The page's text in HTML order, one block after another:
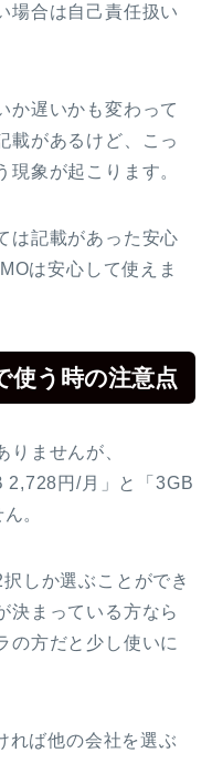
場合は自己責任扱い
か遅いかも変わって
載があるけど、こっ
象が起こります。
は記載があった安心
は安心して使えま
使う時の注意点
りませんが、
2,728円/月」と「3GB
。
しか選ぶことができ
決まっている方なら
の方だと少し使いに
れば他の会社を選ぶ